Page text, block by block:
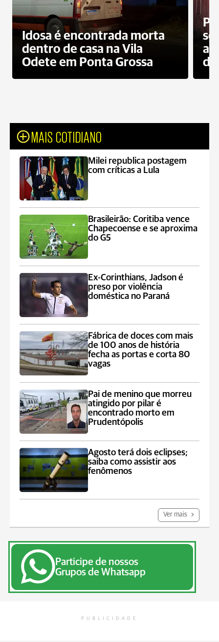
Idosa é encontrada morta
dentro de casa na Vila
Odete em Ponta Grossa
do
MAIS COTIDIANO
Milei republica postagem
com críticas a Lula
Brasileirão: Coritiba vence
Chapecoense e se aproxima
do G5
Ex-Corinthians, Jadson é
preso por violência
doméstica no Paraná
Fábrica de doces com mais
de 100 anos de história
fecha as portas e corta 80
vagas
Pai de menino que morreu
atingido por pilar é
encontrado morto em
Prudentópolis
Agosto terá dois eclipses;
saiba como assistir aos
fenômenos
Ver mais
Participe de nossos
Grupos de Whatsapp
PUBLICIDADE